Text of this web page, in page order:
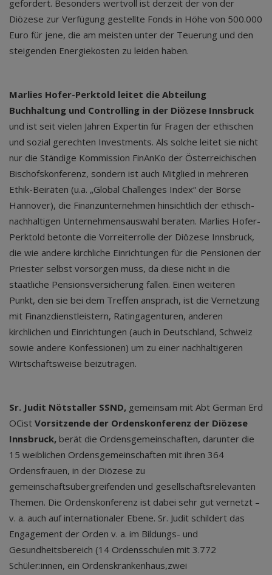
gefordert. Besonders wertvoll ist derzeit der von der
Diözese zur Verfügung gestellte Fonds in Höhe von 500.000
Euro für jene, die am meisten unter der Teuerung und den
steigenden Energiekosten zu leiden haben.
Marlies Hofer-Perktold leitet die Abteilung
Buchhaltung und Controlling in der Diözese Innsbruck
und ist seit vielen Jahren Expertin für Fragen der ethischen
und sozial gerechten Investments. Als solche leitet sie nicht
nur die Ständige Kommission FinAnKo der Österreichischen
Bischofskonferenz, sondern ist auch Mitglied in mehreren
Ethik-Beiräten (u.a. „Global Challenges Index“ der Börse
Hannover), die Finanzunternehmen hinsichtlich der ethisch-
nachhaltigen Unternehmensauswahl beraten. Marlies Hofer-
Perktold betonte die Vorreiterrolle der Diözese Innsbruck,
die wie andere kirchliche Einrichtungen für die Pensionen der
Priester selbst vorsorgen muss, da diese nicht in die
staatliche Pensionsversicherung fallen. Einen weiteren
Punkt, den sie bei dem Treffen ansprach, ist die Vernetzung
mit Finanzdienstleistern, Ratingagenturen, anderen
kirchlichen und Einrichtungen (auch in Deutschland, Schweiz
sowie andere Konfessionen) um zu einer nachhaltigeren
Wirtschaftsweise beizutragen.
Sr. Judit Nötstaller SSND, gemeinsam mit Abt German Erd
OCist Vorsitzende der Ordenskonferenz der Diözese
Innsbruck, berät die Ordensgemeinschaften, darunter die
15 weiblichen Ordensgemeinschaften mit ihren 364
Ordensfrauen, in der Diözese zu
gemeinschaftsübergreifenden und gesellschaftsrelevanten
Themen. Die Ordenskonferenz ist dabei sehr gut vernetzt –
v. a. auch auf internationaler Ebene. Sr. Judit schildert das
Engagement der Orden v. a. im Bildungs- und
Gesundheitsbereich (14 Ordensschulen mit 3.772
Schüler:innen, ein Ordenskrankenhaus,zwei